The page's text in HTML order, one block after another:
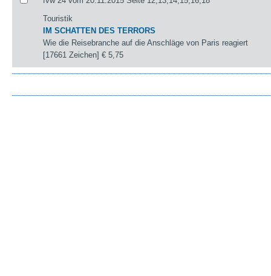
Touristik
IM SCHATTEN DES TERRORS
Wie die Reisebranche auf die Anschläge von Paris reagiert
[17661 Zeichen]€ 5,75